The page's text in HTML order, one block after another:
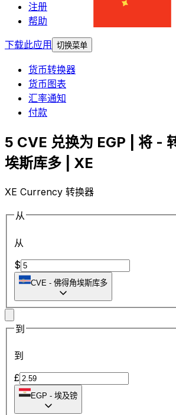
注册
帮助
下载此应用
切换菜单
货币转换器
货币图表
汇率通知
付款
5 CVE 兑换为 EGP | 将 -
埃斯库多 | XE
XE Currency 转换器
从
从
$
CVE - 佛得角埃斯库多
到
到
£
EGP - 埃及镑